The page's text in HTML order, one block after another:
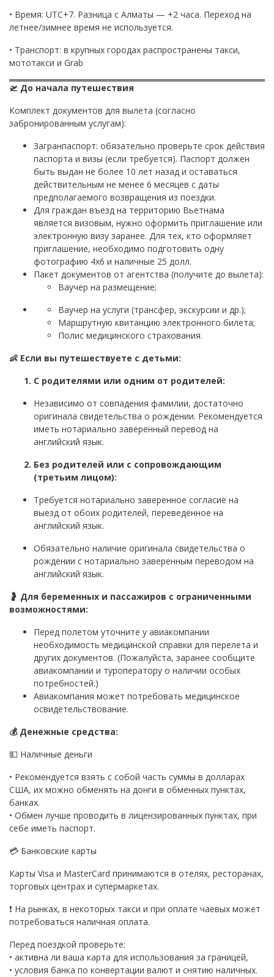
• Время: UTC+7. Разница с Алматы — +2 часа. Переход на
летнее/зимнее время не используется.
• Транспорт: в крупных городах распространены такси,
мототакси и Grab
🛫 До начала путешествия
Комплект документов для вылета (согласно
забронированным услугам):
Загранпаспорт: обязательно проверьте срок действия
паспорта и визы (если требуется). Паспорт должен
быть выдан не более 10 лет назад и оставаться
действительным не менее 6 месяцев с даты
предполагаемого возвращения из поездки.
Для граждан въезд на территорию Вьетнама
является визовым, нужно оформить приглашение или
электронную визу заранее. Для тех, кто оформляет
приглашение, необходимо подготовить одну
фотографию 4х6 и наличные 25 долл.
Пакет документов от агентства (получите до вылета):
Ваучер на размещение;
Ваучер на услуги (трансфер, экскурсии и др.);
Маршрутную квитанцию электронного билета;
Полис медицинского страхования.
👶 Если вы путешествуете с детьми:
С родителями или одним от родителей:
Независимо от совпадения фамилии, достаточно
оригинала свидетельства о рождении. Рекомендуется
иметь нотариально заверенный перевод на
английский язык.
Без родителей или с сопровождающим
(третьим лицом):
Требуется нотариально заверенное согласие на
выезд от обоих родителей, переведённое на
английский язык.
Обязательно наличие оригинала свидетельства о
рождении с нотариально заверенным переводом на
английский язык.
🤰 Для беременных и пассажиров с ограниченными
возможностями:
Перед полетом уточните у авиакомпании
необходимость медицинской справки для перелета и
других документов. (Пожалуйста, заранее сообщите
авиакомпании и туроператору о наличии особых
потребностей.)
Авиакомпания может потребовать медицинское
освидетельствование.
💰 Денежные средства:
💵 Наличные деньги
• Рекомендуется взять с собой часть суммы в долларах
США, их можно обменять на донги в обменных пунктах,
банках.
• Обмен лучше проводить в лицензированных пунктах, при
себе иметь паспорт.
💳 Банковские карты
Карты Visa и MasterCard принимаются в отелях, ресторанах,
торговых центрах и супермаркетах.
❗ На рынках, в некоторых такси и при оплате чаевых может
потребоваться наличная оплата.
Перед поездкой проверьте:
• активна ли ваша карта для использования за границей,
• условия банка по конвертации валют и снятию наличных.